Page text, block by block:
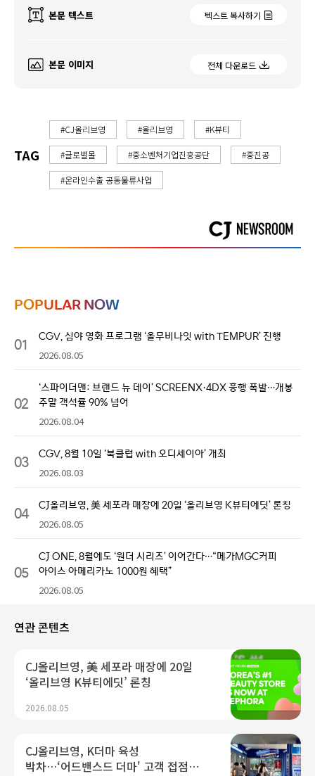
본문 텍스트 텍스트 복사하기
본문 이미지 전체 다운로드
TAG
#CJ올리브영 #올리브영 #K뷰티
#글로벌몰 #중소벤처기업진흥공단 #중진공
#온라인수출 공동물류사업
POPULAR NOW
01 CGV, 심야 영화 프로그램 ‘올무비나잇 with TEMPUR’ 진행
2026.08.05
02
‘스파이더맨: 브랜드 뉴 데이’ SCREENX·4DX 흥행 폭발…개봉
주말 객석률 90% 넘어
2026.08.04
03 CGV, 8월 10일 ‘북클럽 with 오디세이아’ 개최
2026.08.03
04 CJ올리브영, 美 세포라 매장에 20일 ‘올리브영 K뷰티에딧’ 론칭
2026.08.05
05
CJ ONE, 8월에도 ‘원더 시리즈’ 이어간다…“메가MGC커피
아이스 아메리카노 1000원 혜택”
2026.08.05
연관 콘텐츠
CJ올리브영, 美 세포라 매장에 20일
‘올리브영 K뷰티에딧’ 론칭
2026.08.05
CJ올리브영, K더마 육성
박차…‘어드밴스드 더마' 고객 접점